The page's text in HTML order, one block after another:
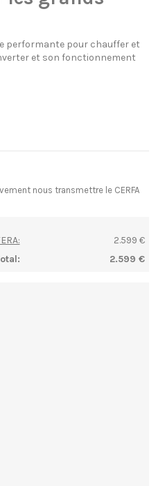
performante pour chauffer et
et son fonctionnement
nous transmettre le CERFA
2.599 €
2.599 €